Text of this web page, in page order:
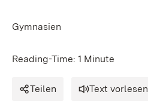
Gymnasien
Reading-Time: 1 Minute
Teilen Text vorlesen